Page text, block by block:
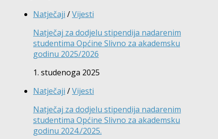
Natječaji /Vijesti
Natječaj za dodjelu stipendija nadarenim
studentima Općine Slivno za akademsku
godinu 2025/2026
1. studenoga 2025
Natječaji /Vijesti
Natječaj za dodjelu stipendija nadarenim
studentima Općine Slivno za akademsku
godinu 2024./2025.